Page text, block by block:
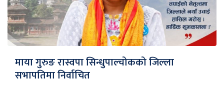
माया गुरुङ रास्वपा सिन्धुपाल्चोकको जिल्ला
सभापतिमा निर्वाचित